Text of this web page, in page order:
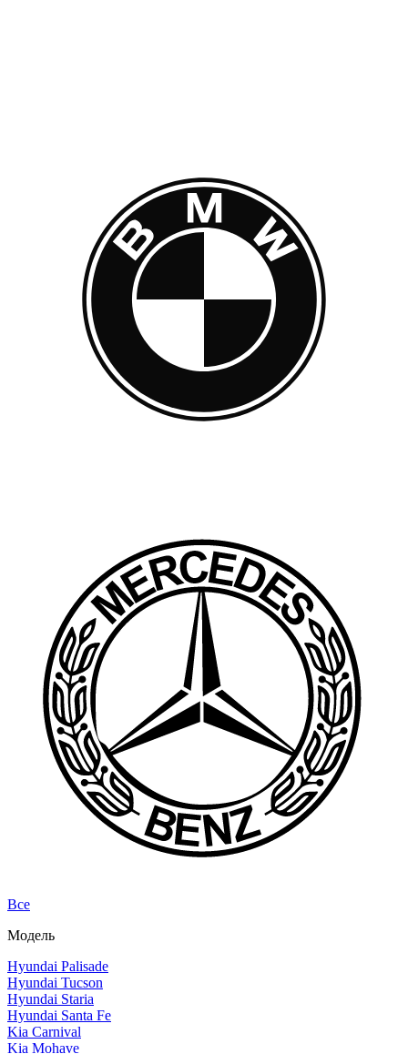
Все
Модель
Hyundai Palisade
Hyundai Tucson
Hyundai Staria
Hyundai Santa Fe
Kia Carnival
Kia Mohave